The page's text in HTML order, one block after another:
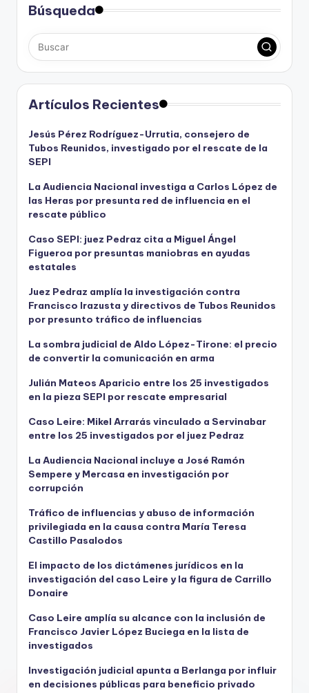
Búsqueda
Artículos Recientes
Jesús Pérez Rodríguez-Urrutia, consejero de
Tubos Reunidos, investigado por el rescate de la
SEPI
La Audiencia Nacional investiga a Carlos López de
las Heras por presunta red de influencia en el
rescate público
Caso SEPI: juez Pedraz cita a Miguel Ángel
Figueroa por presuntas maniobras en ayudas
estatales
Juez Pedraz amplía la investigación contra
Francisco Irazusta y directivos de Tubos Reunidos
por presunto tráfico de influencias
La sombra judicial de Aldo López-Tirone: el precio
de convertir la comunicación en arma
Julián Mateos Aparicio entre los 25 investigados
en la pieza SEPI por rescate empresarial
Caso Leire: Mikel Arrarás vinculado a Servinabar
entre los 25 investigados por el juez Pedraz
La Audiencia Nacional incluye a José Ramón
Sempere y Mercasa en investigación por
corrupción
Tráfico de influencias y abuso de información
privilegiada en la causa contra María Teresa
Castillo Pasalodos
El impacto de los dictámenes jurídicos en la
investigación del caso Leire y la figura de Carrillo
Donaire
Caso Leire amplía su alcance con la inclusión de
Francisco Javier López Buciega en la lista de
investigados
Investigación judicial apunta a Berlanga por influir
en decisiones públicas para beneficio privado